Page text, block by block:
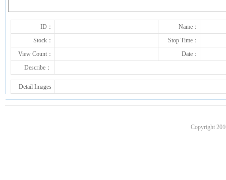
ID：
Name：
Stock：
Stop Time：
View Count：
Date：
Describe：
Detail Images
Copyright